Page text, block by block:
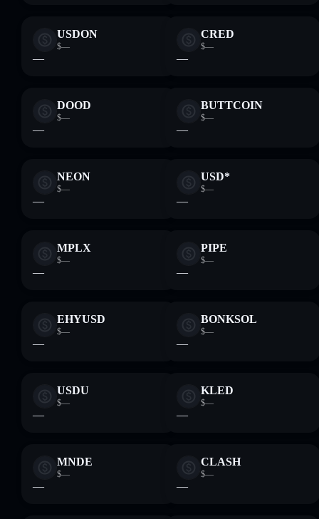
USDON
$—
—
CRED
$—
—
DOOD
$—
—
BUTTCOIN
$—
—
NEON
$—
—
USD*
$—
—
MPLX
$—
—
PIPE
$—
—
EHYUSD
$—
—
BONKSOL
$—
—
USDU
$—
—
KLED
$—
—
MNDE
$—
—
CLASH
$—
—